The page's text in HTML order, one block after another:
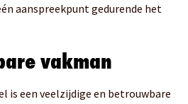
aanspreekpunt gedurende het
vakman
is een veelzijdige en betrouwbare